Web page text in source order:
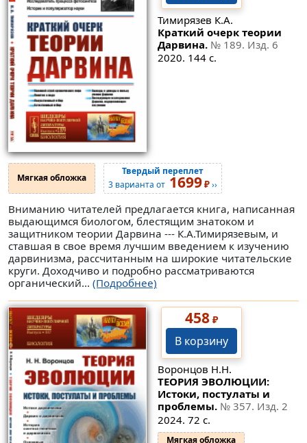
Тимирязев К.А.
Краткий очерк теории
Дарвина. № 189. Изд. 6
2020. 144 с.
Мягкая обложка
Твердый переплет
3 варианта от 1699₽››
Вниманию читателей предлагается книга, написанная
выдающимся биологом, блестящим знатоком и
защитником теории Дарвина --- К.А.Тимирязевым, и
ставшая в свое время лучшим введением к изучению
дарвинизма, рассчитанным на широкие читательские
круги. Доходчиво и подробно рассматриваются
органический... (Подробнее)
458₽
В корзину
Воронцов Н.Н.
ТЕОРИЯ ЭВОЛЮЦИИ:
Истоки, постулаты и
проблемы. № 357. Изд. 2
2024. 72 с.
Мягкая обложка